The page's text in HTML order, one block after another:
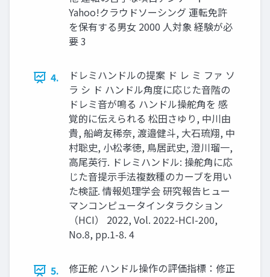
Yahoo!クラウドソーシング 運転免許
を保有する男⼥ 2000 ⼈対象 経験が必
要 3
4.
ドレミハンドルの提案 ド レ ミ ファ ソ
ラ シ ド ハンドル⾓度に応じた⾳階の
ドレミ⾳が鳴る ハンドル操舵⾓を 感
覚的に伝えられる 松⽥さゆり, 中川由
貴, 船﨑友稀奈, 渡邉健⽃, ⼤⽯琉翔, 中
村聡史, ⼩松孝徳, ⿃居武史, 澄川瑠⼀,
⾼尾英⾏. ドレミハンドル: 操舵⾓に応
じた⾳提⽰⼿法複数種のカーブを⽤い
た検証. 情報処理学会 研究報告ヒュー
マンコンピュータインタラクション
（HCI） 2022, Vol. 2022-HCI-200,
No.8, pp.1-8. 4
5.
修正舵 ハンドル操作の評価指標：修正